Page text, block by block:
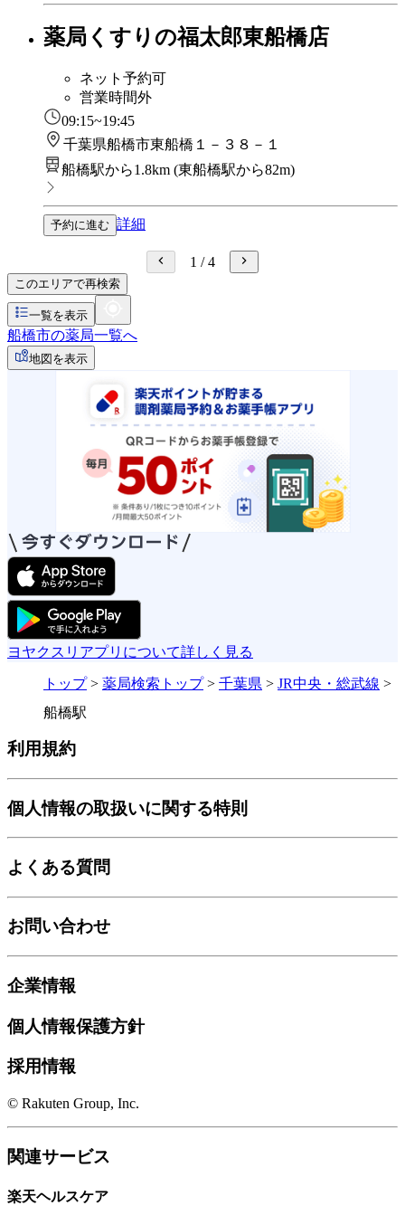
薬局くすりの福太郎東船橋店
ネット予約可
営業時間外
09:15~19:45
千葉県船橋市東船橋１－３８－１
船橋駅から1.8km (東船橋駅から82m)
予約に進む 詳細
1 /4
このエリアで再検索
一覧を表示
船橋市の薬局一覧へ
地図を表示
ヨヤクスリアプリについて詳しく見る
トップ> 薬局検索トップ> 千葉県 > JR中央・総武線 >
船橋駅
利用規約
個人情報の取扱いに関する特則
よくある質問
お問い合わせ
企業情報
個人情報保護方針
採用情報
© Rakuten Group, Inc.
関連サービス
楽天ヘルスケア